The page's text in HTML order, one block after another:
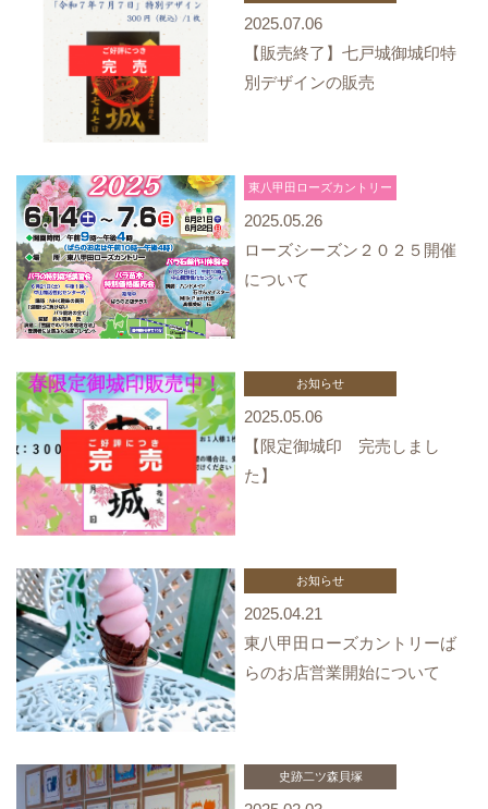
2025.07.06
【販売終了】七戸城御城印特
別デザインの販売
東八甲田ローズカントリー
2025.05.26
ローズシーズン２０２５開催
について
お知らせ
2025.05.06
【限定御城印 完売しまし
た】
お知らせ
2025.04.21
東八甲田ローズカントリーば
らのお店営業開始について
史跡二ツ森貝塚